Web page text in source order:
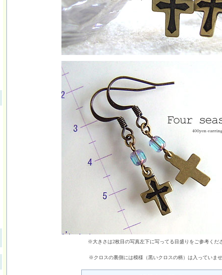
※大きさは2枚目の写真左下に写ってる目盛りをご参考くだ
※クロスの裏側には模様（黒いクロスの柄）は入っていま